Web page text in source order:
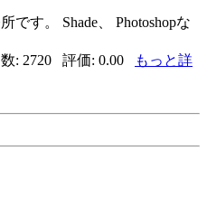
です。 Shade、 Photoshopな
: 2720 評価: 0.00
もっと詳